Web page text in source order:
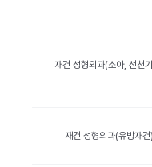
재건 성형외과(소아, 선천
재건 성형외과(유방재건)